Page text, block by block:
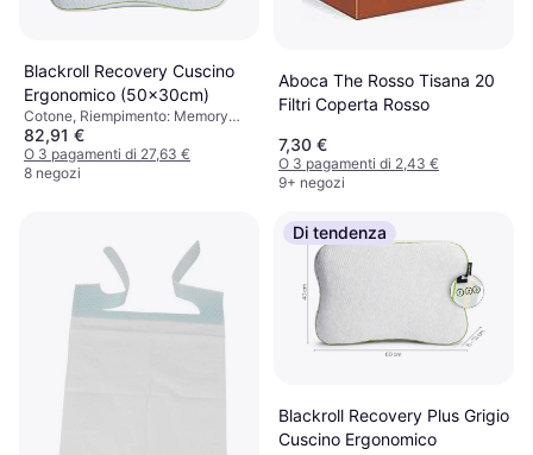
Blackroll Recovery Cuscino
Ergonomico (50x30cm)
Cotone, Riempimento: Memory
foam
82,91 €
O 3 pagamenti di 27,63 €
8 negozi
Aboca The Rosso Tisana 20
Filtri Coperta Rosso
7,30 €
O 3 pagamenti di 2,43 €
9+ negozi
Di tendenza
Blackroll Recovery Plus Grigio
Cuscino Ergonomico